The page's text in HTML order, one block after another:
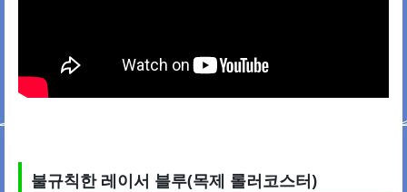
불규칙한 레이서 블루(목제 롤러코스터)